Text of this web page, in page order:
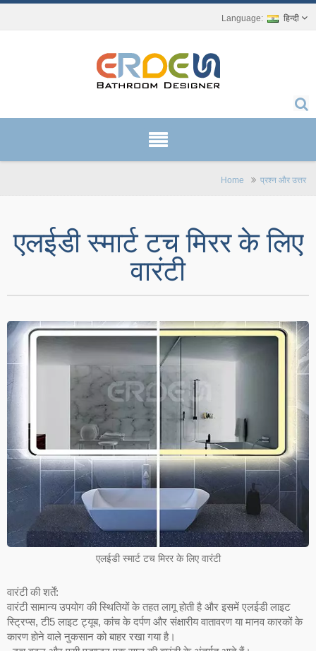
हिन्दी
Home प्रश्न और उत्तर
एलईडी स्मार्ट टच मिरर के लिए
वारंटी
एलईडी स्मार्ट टच मिरर के लिए वारंटी
वारंटी की शर्तें:
वारंटी सामान्य उपयोग की स्थितियों के तहत लागू होती है और इसमें एलईडी लाइट
स्ट्रिप्स, टी5 लाइट ट्यूब, कांच के दर्पण और संक्षारीय वातावरण या मानव कारकों के
कारण होने वाले नुकसान को बाहर रखा गया है।